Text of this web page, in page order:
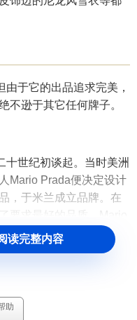
于它的出品追求完美，
不逊于其它任何牌子。
世纪初谈起。当时美洲
Mario Prada便决定设计
，于米兰成立品牌。在
口最好的鱼皮，从波希
具，交给一向以严控品
是Mario的孙女，七十
字号的第三代，Miuccia
读完整内容
助